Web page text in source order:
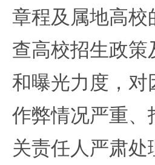
章程及属地高
查高校招生政
和曝光力度，
作弊情况严重
关责任人严肃